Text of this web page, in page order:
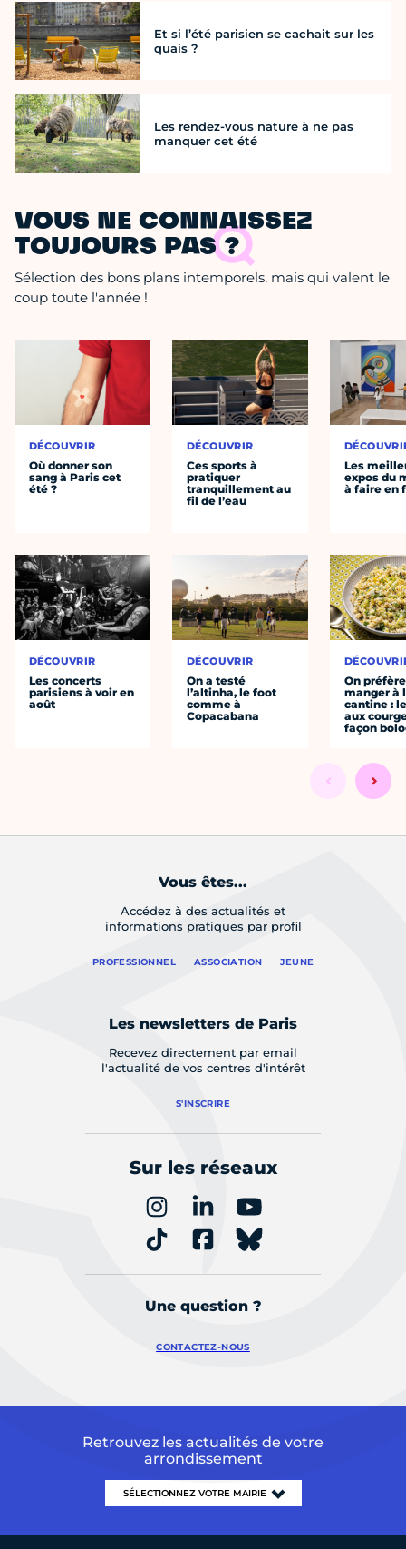
Et si l’été parisien se cachait sur les
quais ?
Les rendez-vous nature à ne pas
manquer cet été
VOUS NE CONNAISSEZ
TOUJOURS PAS ?
Sélection des bons plans intemporels, mais qui valent le
coup toute l'année !
DÉCOUVRIR
Où donner son
sang à Paris cet
été ?
DÉCOUVRIR
Les concerts
parisiens à voir en
août
DÉCOUVRIR
Ces sports à
pratiquer
tranquillement au
fil de l’eau
DÉCOUVRIR
On a testé
l’altinha, le foot
comme à
Copacabana
Les
expos du
à faire en
On préfère
manger à
cantine :
aux
façon
Vous êtes...
Accédez à des actualités et
informations pratiques par profil
PROFESSIONNEL ASSOCIATION JEUNE
Les newsletters de Paris
Recevez directement par email
l'actualité de vos centres d'intérêt
S'INSCRIRE
Sur les réseaux
Une question ?
CONTACTEZ-NOUS
Retrouvez les actualités de votre
arrondissement